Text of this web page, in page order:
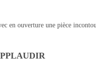
en ouverture une pièce